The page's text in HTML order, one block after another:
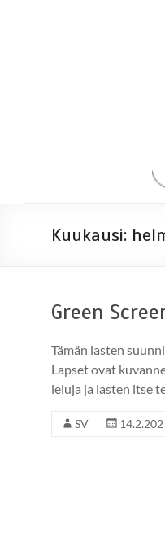
Kuukausi:
Green
Tämän lasten
Lapset ovat
leluja ja lasten itse
SV